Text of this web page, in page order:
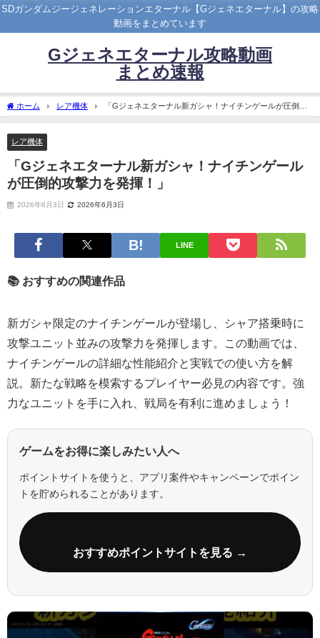
SDガンダムジージェネレーションエターナル【Gジェネエターナル】の攻略
動画をまとめています
Gジェネエターナル攻略動画
まとめ速報
ホーム レア機体
「Gジェネエターナル新ガシャ！ナイチンゲールが圧倒的
攻撃力を発揮！」
レア機体
「Gジェネエターナル新ガシャ！ナイチンゲール
が圧倒的攻撃力を発揮！」
2026年6月3日 2026年6月3日
LINE
📚 おすすめの関連作品
新ガシャ限定のナイチンゲールが登場し、シャア搭乗時に
攻撃ユニット並みの攻撃力を発揮します。この動画では、
ナイチンゲールの詳細な性能紹介と実戦での使い方を解
説。新たな戦略を模索するプレイヤー必見の内容です。強
力なユニットを手に入れ、戦局を有利に進めましょう！
ゲームをお得に楽しみたい人へ
ポイントサイトを使うと、アプリ案件やキャンペーンでポイン
トを貯められることがあります。
おすすめポイントサイトを見る →